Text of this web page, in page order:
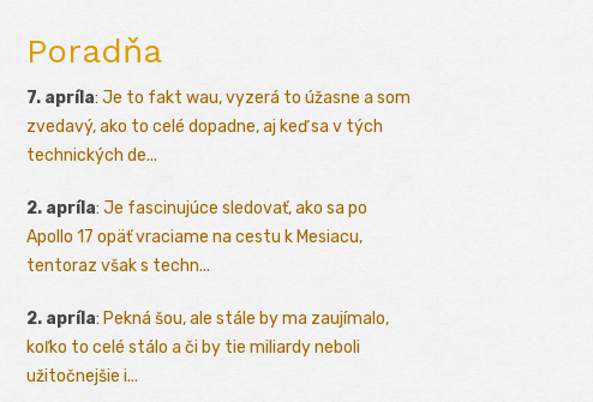
Poradňa
7. apríla: Je to fakt wau, vyzerá to úžasne a som
zvedavý, ako to celé dopadne, aj keď sa v tých
technických de...
2. apríla: Je fascinujúce sledovať, ako sa po
Apollo 17 opäť vraciame na cestu k Mesiacu,
tentoraz však s techn...
2. apríla: Pekná šou, ale stále by ma zaujímalo,
koľko to celé stálo a či by tie miliardy neboli
užitočnejšie i...